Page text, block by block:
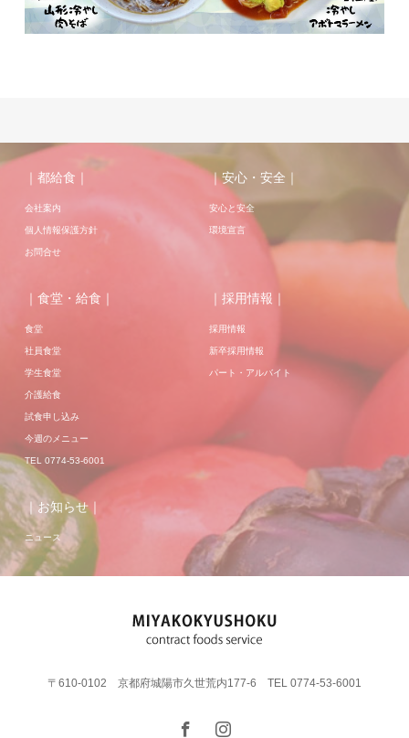
｜都給食｜
会社案内
個人情報保護方針
お問合せ
｜安心・安全｜
安心と安全
環境宣言
｜食堂・給食｜
食堂
社員食堂
学生食堂
介護給食
試食申し込み
今週のメニュー
TEL 0774-53-6001
｜採用情報｜
採用情報
新卒採用情報
パート・アルバイト
｜お知らせ｜
ニュース
〒610-0102 京都府城陽市久世荒内177-6 TEL 0774-53-6001